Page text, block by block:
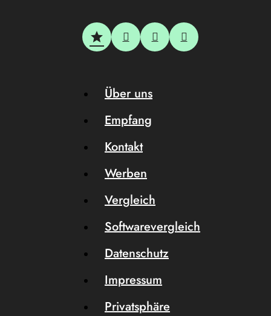
Über uns
Empfang
Kontakt
Werben
Vergleich
Softwarevergleich
Datenschutz
Impressum
Privatsphäre